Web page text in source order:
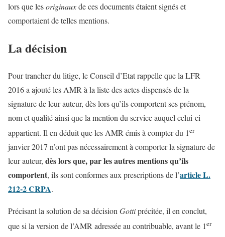
lors que lesoriginauxde ces documents étaient signés et
comportaient de telles mentions.
La décision
Pour trancher du litige, le Conseil d’Etat rappelle que la LFR
2016 a ajouté les AMR à la liste des actes dispensés de la
signature de leur auteur, dès lors qu’ils comportent ses prénom,
nom et qualité ainsi que la mention du service auquel celui-ci
appartient. Il en déduit que les AMR émis à compter du 1er
janvier 2017 n’ont pas nécessairement à comporter la signature de
leur auteur, dès lors que, par les autres mentions qu’ils
comportent, ils sont conformes aux prescriptions de l’article L.
212-2 CRPA.
Précisant la solution de sa décision Gottiprécitée, il en conclut,
que si la version de l’AMR adressée au contribuable, avant le 1er